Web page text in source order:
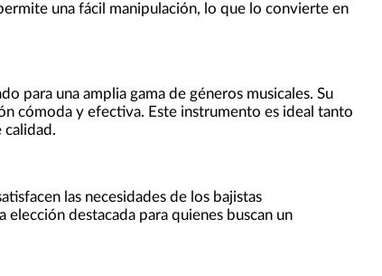
una fácil manipulación, lo que lo convierte en
para una amplia gama de géneros musicales. Su
cómoda y efectiva. Este instrumento es ideal tanto
calidad.
las necesidades de los bajistas
destacada para quienes buscan un